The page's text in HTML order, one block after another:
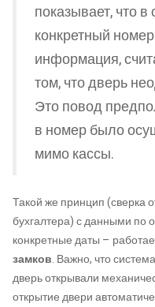
показывает, что
конкретный
информация,
том, что дверь
Это повод
в номер было
мимо кассы.
Такой же принцип (сверка
бухгалтера) с данными по
конкретные даты –
замков. Важно, что
дверь открывали
открытие двери